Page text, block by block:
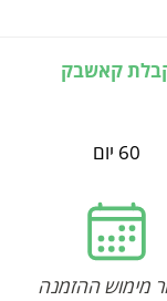
קאשבק
60 יום
מימוש ההזמנה